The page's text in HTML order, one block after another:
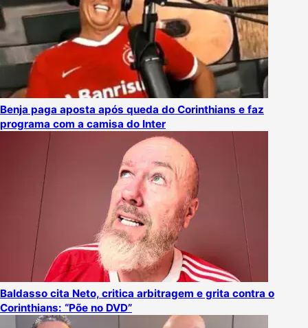
Benja paga aposta após queda do Corinthians e faz
programa com a camisa do Inter
Baldasso cita Neto, critica arbitragem e grita contra o
Corinthians: “Põe no DVD”